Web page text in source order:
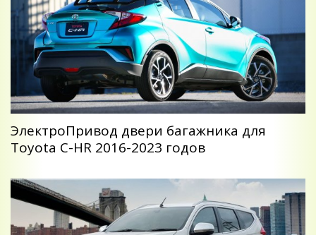
ЭлектроПривод двери багажника для
Toyota C-HR 2016-2023 годов